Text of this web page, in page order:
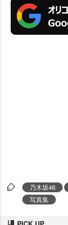
乃木坂46
写真集